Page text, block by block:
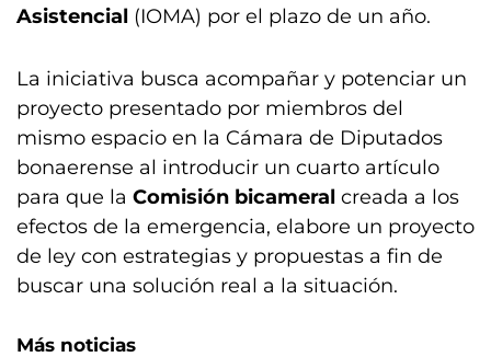
Asistencial (IOMA) por el plazo de un año.
La iniciativa busca acompañar y potenciar un
proyecto presentado por miembros del
mismo espacio en la Cámara de Diputados
bonaerense al introducir un cuarto artículo
para que la Comisión bicameral creada a los
efectos de la emergencia, elabore un proyecto
de ley con estrategias y propuestas a fin de
buscar una solución real a la situación.
Más noticias